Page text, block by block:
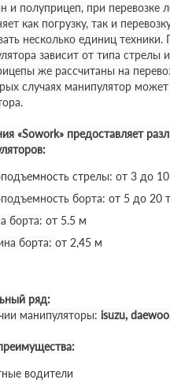
и полуприцеп, при перевозке
как погрузку, так и
несколько единиц техники.
зависит от типа стрелы
же рассчитаны на
случаях манипулятор
«Sowork» предоставляет
стрелы: от 3 до
борта: от 5 до 20
борта: от 5.5 м
борта: от 2,45 м
ряд:
манипуляторы: isuzu,
водители